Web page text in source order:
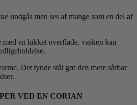
undgås men ses af mange som en del af
med en lukket overflade, vasken kan
Det tynde stål gør den mere sårbar
VED EN CORIAN